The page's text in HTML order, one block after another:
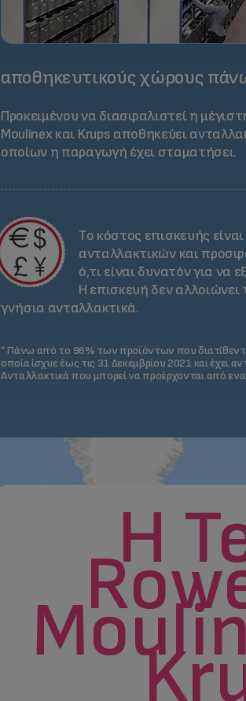
αποθηκευτικούς χώρους
Προκειμένου να διασφαλιστεί η
Moulinex και Krups αποθηκεύει
οποίων η παραγωγή έχει σταματήσει.
Το κόστος επισκευής
ανταλλακτικών και
ό,τι είναι δυνατόν για να
Η επισκευή δεν
γνήσια ανταλλακτικά.
* Πάνω από το 96% των προϊόντων που
οποία ίσχυε έως τις 31 Δεκεμβρίου 2021 και
Ανταλλακτικά που μπορεί να προέρχονται από
H